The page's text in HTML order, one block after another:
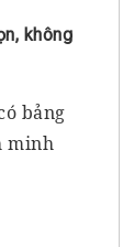
không
bảng
minh